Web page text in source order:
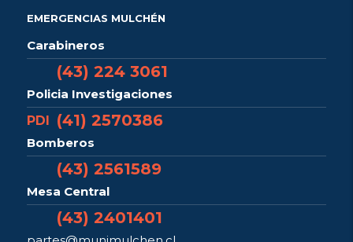
EMERGENCIAS MULCHÉN
Carabineros
(43) 224 3061
Policia Investigaciones
PDI (41) 2570386
Bomberos
(43) 2561589
Mesa Central
(43) 2401401